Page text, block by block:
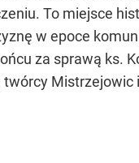
To miejsce
w epoce
za sprawą ks.